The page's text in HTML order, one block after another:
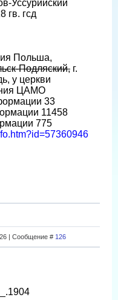
Уссурийский
гв. гсд
Польша,
Подляский, г.
у церкви
ЦАМО
33
11458
775
| Сообщение # 126